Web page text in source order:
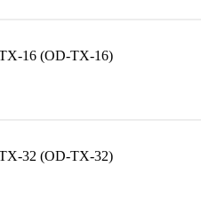
TX-16 (OD-TX-16)
TX-32 (OD-TX-32)